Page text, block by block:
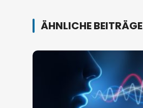
ÄHNLICHE BEITRÄGE